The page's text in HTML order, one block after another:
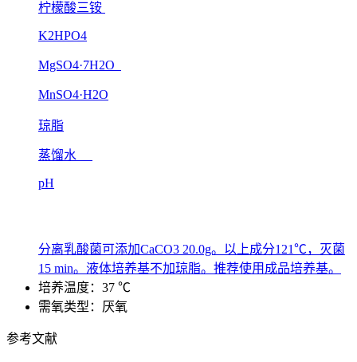
柠檬酸三铵
K2HPO4
MgSO4·7H2O
MnSO4·H2O
琼脂
蒸馏水
pH
分离乳酸菌可添加CaCO3 20.0g。以上成分121℃，灭菌
15 min。液体培养基不加琼脂。推荐使用成品培养基。
培养温度：37 ℃
需氧类型：厌氧
参考文献